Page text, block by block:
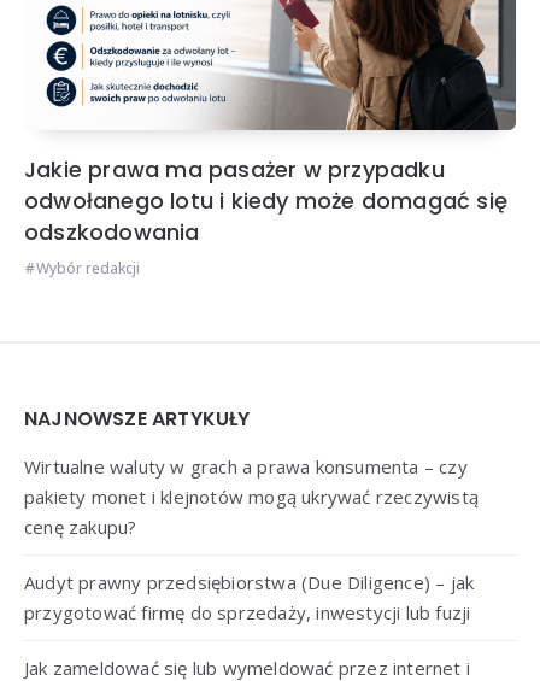
Jakie prawa ma pasażer w przypadku
odwołanego lotu i kiedy może domagać się
odszkodowania
Wybór redakcji
Widgets
NAJNOWSZE ARTYKUŁY
Wirtualne waluty w grach a prawa konsumenta – czy
pakiety monet i klejnotów mogą ukrywać rzeczywistą
cenę zakupu?
Audyt prawny przedsiębiorstwa (Due Diligence) – jak
przygotować firmę do sprzedaży, inwestycji lub fuzji
Jak zameldować się lub wymeldować przez internet i